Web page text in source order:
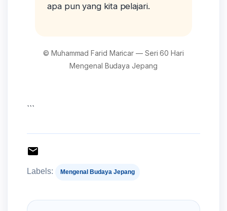
apa pun yang kita pelajari.
© Muhammad Farid Maricar — Seri 60 Hari
Mengenal Budaya Jepang
```
Labels: Mengenal Budaya Jepang